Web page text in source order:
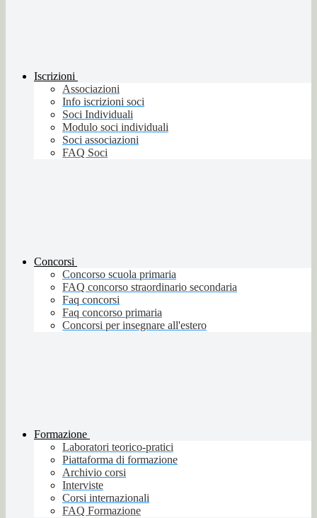
Iscrizioni
Associazioni
Info iscrizioni soci
Soci Individuali
Modulo soci individuali
Soci associazioni
FAQ Soci
Concorsi
Concorso scuola primaria
FAQ concorso straordinario secondaria
Faq concorsi
Faq concorso primaria
Concorsi per insegnare all'estero
Formazione
Laboratori teorico-pratici
Piattaforma di formazione
Archivio corsi
Interviste
Corsi internazionali
FAQ Formazione